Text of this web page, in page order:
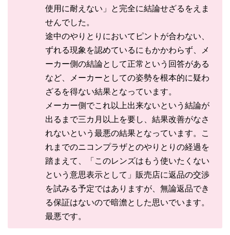
使用に耐えない」と完全に結論せざるをえま
せんでした。
途中のやりとりにおいてピントが合わない、
ずれる現象を認めているにもかかわらず、メ
ーカー側の結論として正常という回答がある
など、メーカーとしての姿勢を根本的に疑わ
ざるを得ない結果となっています。
メーカー側でこれ以上出来ないという結論が
出るまで三カ月以上を要し、結果改善がなさ
れないという最悪の結果となっています。こ
れまでのニコンプラザとのやりとりの経過を
踏まえて、「このレンズはもう使いたくない
という意思表示として」販売店に返品の交渉
を試みる予定ではありますが、無論返品でき
る保証はないので暗澹とした思いでいます。
最悪です。